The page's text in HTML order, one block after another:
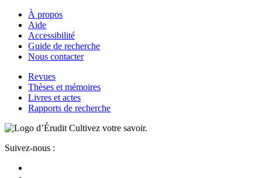
À propos
Aide
Accessibilité
Guide de recherche
Nous contacter
Revues
Thèses et mémoires
Livres et actes
Rapports de recherche
Cultivez votre savoir.
Suivez-nous :